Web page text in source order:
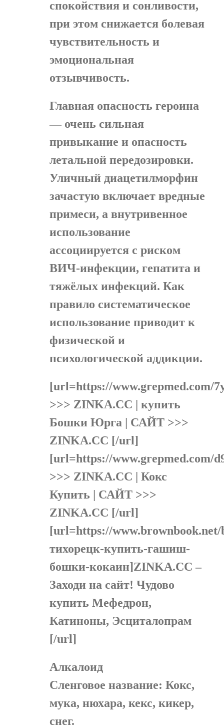
спокойствия и сонливости,
при этом снижается болевая
чувствительность и
эмоциональная
отзывчивость.
Главная опасность героина
— очень сильная
привыкание и опасность
летальной передозировки.
Уличный диацетилморфин
зачастую включает вредные
примеси, а внутривенное
использование
ассоциируется с риском
ВИЧ-инфекции, гепатита и
тяжёлых инфекций. Как
правило систематическое
использование приводит к
физической и
психологической аддикции.
[url=https://www.grepmed.com/
>>> ZINKA.CC | купить
Бошки Юрга | САЙТ >>>
ZINKA.CC [/url]
[url=https://www.grepmed.com/
>>> ZINKA.CC | Кокс
Купить | САЙТ >>>
ZINKA.CC [/url]
[url=https://www.brownbook.net/
тихорецк-купить-гашиш-
бошки-кокаин]ZINKA.CC –
Заходи на сайт! Чудово
купить Мефедрон,
Катиноны, Эсциталопрам
[/url]
Алкалоид
Сленговое название: Кокс,
мука, нюхара, кекс, кикер,
снег.